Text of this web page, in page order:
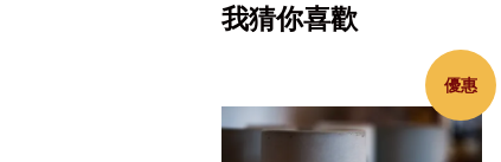
我猜你喜歡
優惠